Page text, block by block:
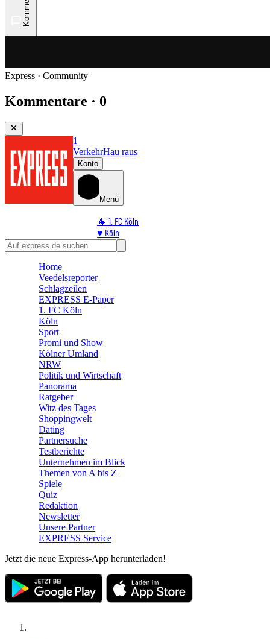
Express · Community
Kommentare · 0
1
VerkehrHau raus
Konto
Menü
🐐 1. FC Köln
♥️ Köln
⭐ Promi
🛒 Shoppingwelt
Home
Veedelsreporter
Schlagzeilen
EXPRESS E-Paper
1. FC Köln
Köln
Sport
Promi und Show
Kölner Umland
NRW
Politik und Wirtschaft
Panorama
Ratgeber
Witz des Tages
Shoppingwelt
Dating
Partnersuche
Testberichte
Unternehmen im Blick
Themen von A bis Z
Spiele
Quiz
Redaktion
Newsletter
Unsere Partner
EXPRESS Service
Jetzt die neue Express-App herunterladen!